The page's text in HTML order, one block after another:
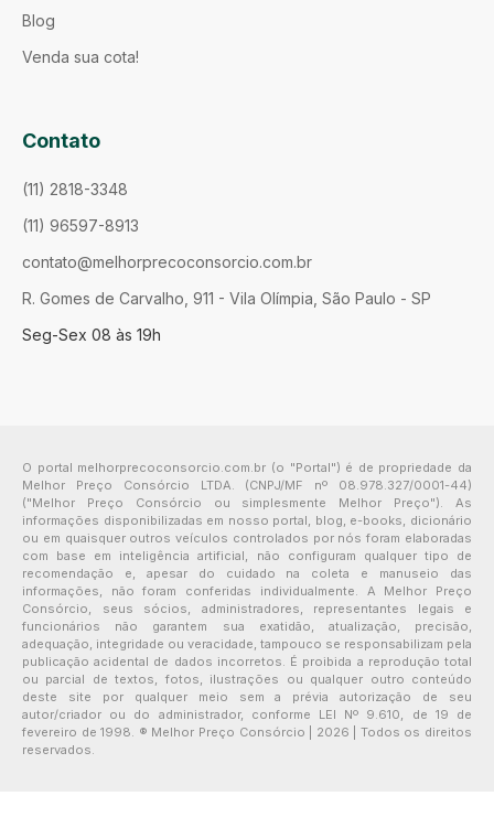
Blog
Venda sua cota!
Contato
(11) 2818-3348
(11) 96597-8913
contato@melhorprecoconsorcio.com.br
R. Gomes de Carvalho, 911 - Vila Olímpia, São Paulo - SP
Seg-Sex 08 às 19h
O portal melhorprecoconsorcio.com.br (o "Portal") é de propriedade da
Melhor Preço Consórcio LTDA. (CNPJ/MF nº 08.978.327/0001-44)
("Melhor Preço Consórcio ou simplesmente Melhor Preço"). As
informações disponibilizadas em nosso portal, blog, e-books, dicionário
ou em quaisquer outros veículos controlados por nós foram elaboradas
com base em inteligência artificial, não configuram qualquer tipo de
recomendação e, apesar do cuidado na coleta e manuseio das
informações, não foram conferidas individualmente. A Melhor Preço
Consórcio, seus sócios, administradores, representantes legais e
funcionários não garantem sua exatidão, atualização, precisão,
adequação, integridade ou veracidade, tampouco se responsabilizam pela
publicação acidental de dados incorretos. É proibida a reprodução total
ou parcial de textos, fotos, ilustrações ou qualquer outro conteúdo
deste site por qualquer meio sem a prévia autorização de seu
autor/criador ou do administrador, conforme LEI Nº 9.610, de 19 de
fevereiro de 1998. ® Melhor Preço Consórcio | 2026 | Todos os direitos
reservados.